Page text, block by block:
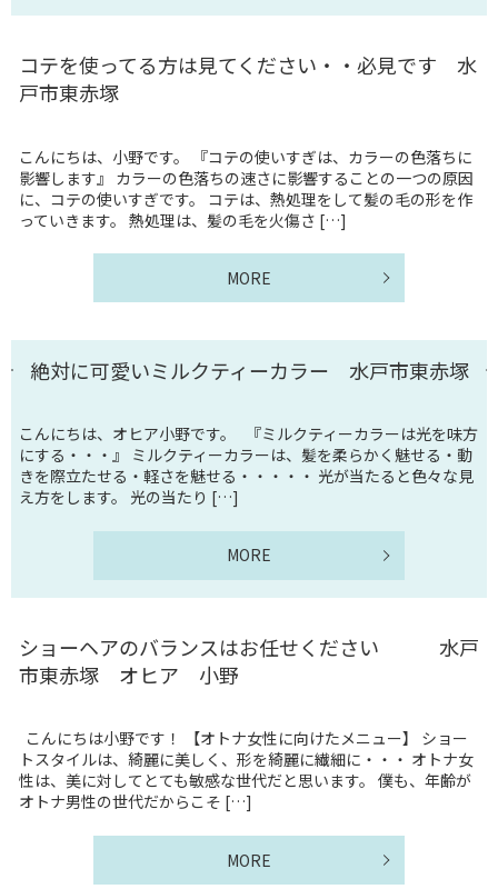
コテを使ってる方は見てください・・必見です 水
戸市東赤塚
こんにちは、小野です。 『コテの使いすぎは、カラーの色落ちに
影響します』 カラーの色落ちの速さに影響することの一つの原因
に、コテの使いすぎです。 コテは、熱処理をして髪の毛の形を作
っていきます。 熱処理は、髪の毛を火傷さ […]
MORE
絶対に可愛いミルクティーカラー 水戸市東赤塚
こんにちは、オヒア小野です。 『ミルクティーカラーは光を味方
にする・・・』 ミルクティーカラーは、髪を柔らかく魅せる・動
きを際立たせる・軽さを魅せる・・・・・ 光が当たると色々な見
え方をします。 光の当たり […]
MORE
ショーヘアのバランスはお任せください 水戸
市東赤塚 オヒア 小野
こんにちは小野です！ 【オトナ女性に向けたメニュー】 ショー
トスタイルは、綺麗に美しく、形を綺麗に繊細に・・・ オトナ女
性は、美に対してとても敏感な世代だと思います。 僕も、年齢が
オトナ男性の世代だからこそ […]
MORE